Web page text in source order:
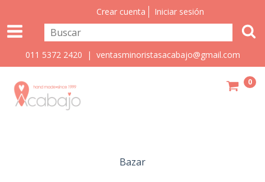
Crear cuenta Iniciar sesión
011 5372 2420 | ventasminoristasacabajo@gmail.com
0
Bazar